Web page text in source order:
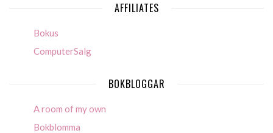
AFFILIATES
Bokus
ComputerSalg
BOKBLOGGAR
A room of my own
Bokblomma